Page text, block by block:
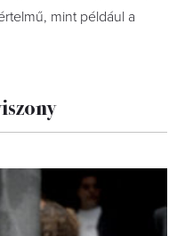
mint például a